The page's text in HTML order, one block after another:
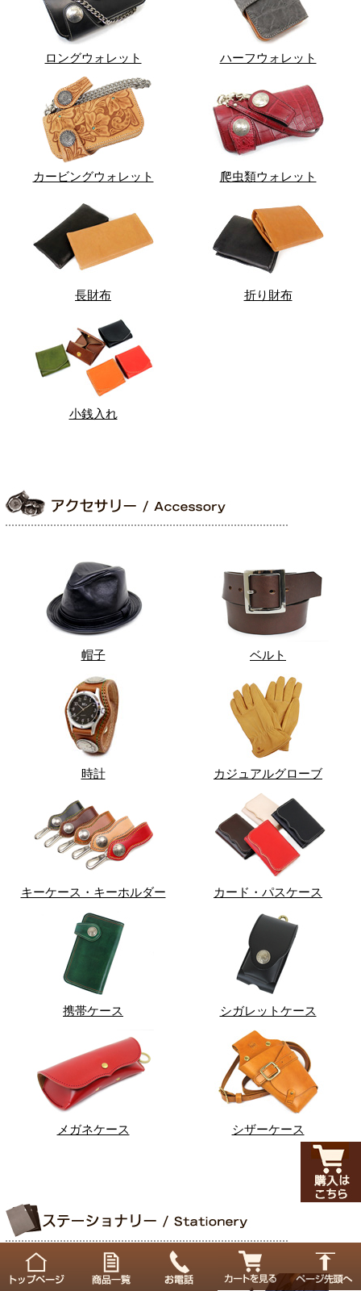
ロングウォレット ハーフウォレット
カービングウォレット 爬虫類ウォレット
長財布 折り財布
小銭入れ
帽子 ベルト
時計 カジュアルグローブ
キーケース・キーホルダー カード・パスケース
携帯ケース シガレットケース
メガネケース シザーケース